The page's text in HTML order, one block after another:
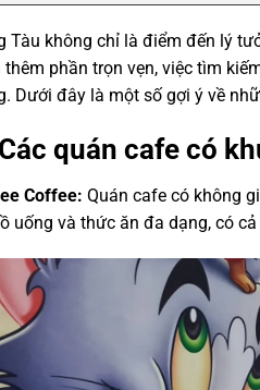
Tàu không chỉ là điểm đến lý
phần trọn vẹn, việc tìm
Dưới đây là một số gợi ý về
quán cafe có
Coffee: Quán cafe có không
uống và thức ăn đa dạng, có